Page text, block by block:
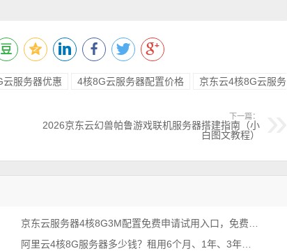
云服务器优惠 4核8G云服务器配置价格
京东云4核8G云服务
下一篇：
2026京东云幻兽帕鲁游戏联机服务器搭建指南（小
白图文教程）
京东云服务器4核8G3M配置免费申请试用入口，免费及收费规则说明
阿里云4核8G服务器多少钱？租用6个月、1年、3年和5年优惠价格表